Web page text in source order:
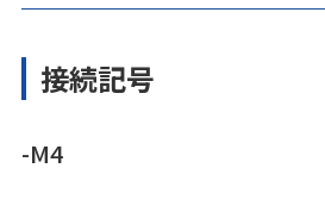
接続記号
-M4